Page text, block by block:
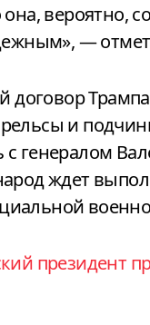
вероятно,
—
договор
и
генералом
ждет
президент